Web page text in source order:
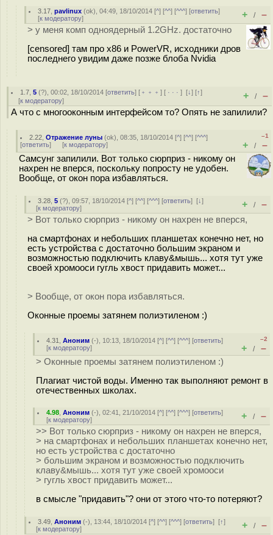
3.17 ,pavlinux (ok), 04:49, 18/10/2014 [^] [^^] [^^^] [ответить]
[к модератору] + / –
> у меня комп одноядерный 1.2GHz. достаточно
[censored] там про x86 и PowerVR, исходники дров
последнего увидим даже позже блоба Nvidia
1.7 ,5 (?), 00:02, 18/10/2014 [ответить] [ ﹢﹢﹢] [ · · ·][↓] [↑]
[к модератору] + / –
А что с многооконным интерфейсом то? Опять не запилили?
2.22 ,Отражение луны (ok), 08:35, 18/10/2014 [^] [^^] [^^^]
[ответить] [к модератору]
–1
+ / –
Самсунг запилили. Вот только сюрприз - никому он
нахрен не вперся, поскольку попросту не удобен.
Вообще, от окон пора избавляться.
3.28 ,5 (?), 09:57, 18/10/2014 [^] [^^] [^^^] [ответить][↓]
[к модератору] + / –
> Вот только сюрприз - никому он нахрен не вперся,
на смартфонах и небольших планшетах конечно нет, но
есть устройства с достаточно большим экраном и
возможностью подключить клаву&мышь... хотя тут уже
своей хромооси гугль хвост придавить может...
> Вообще, от окон пора избавляться.
Оконные проемы затянем полиэтиленом :)
4.31 ,Аноним (-), 10:13, 18/10/2014 [^] [^^] [^^^] [ответить]
[к модератору]
–2
+ / –
> Оконные проемы затянем полиэтиленом :)
Плагиат чистой воды. Именно так выполняют ремонт в
отечественных школах.
4.98 ,Аноним (-), 02:41, 21/10/2014 [^] [^^] [^^^] [ответить]
[к модератору] + / –
>> Вот только сюрприз - никому он нахрен не вперся,
> на смартфонах и небольших планшетах конечно нет,
но есть устройства с достаточно
> большим экраном и возможностью подключить
клаву&мышь... хотя тут уже своей хромооси
> гугль хвост придавить может...
в смысле "придавить"? они от этого что-то потеряют?
3.49 ,Аноним (-), 13:44, 18/10/2014 [^] [^^] [^^^] [ответить][↑]
[к модератору] + / –